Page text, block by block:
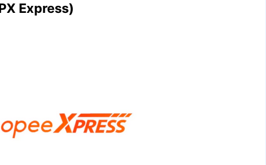
Express)